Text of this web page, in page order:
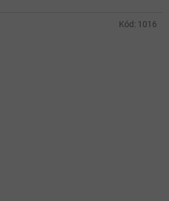
Kód: 1016